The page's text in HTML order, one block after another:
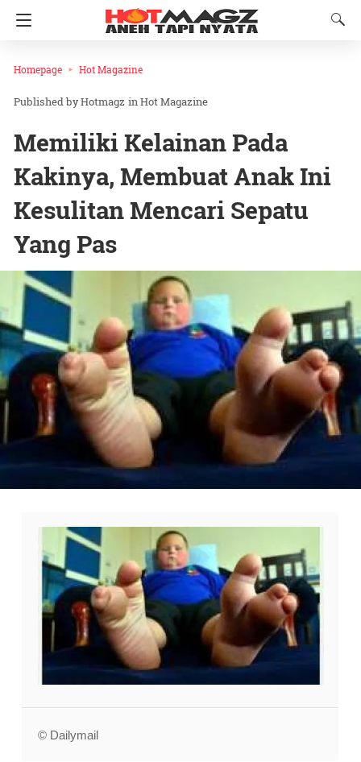
Homepage Hot Magazine
Hotmagz inHot Magazine
Memiliki Kelainan Pada
Kakinya, Membuat Anak Ini
Kesulitan Mencari Sepatu
Yang Pas
© Dailymail